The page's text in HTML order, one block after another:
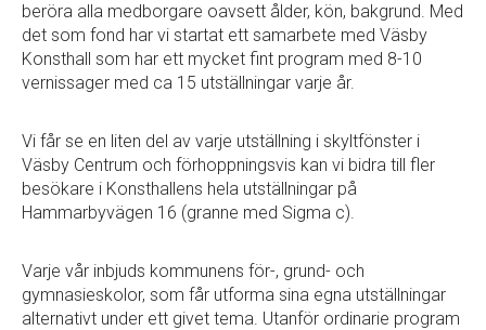
beröra alla medborgare oavsett ålder, kön, bakgrund. Med
det som fond har vi startat ett samarbete med Väsby
Konsthall som har ett mycket fint program med 8-10
vernissager med ca 15 utställningar varje år.
Vi får se en liten del av varje utställning i skyltfönster i
Väsby Centrum och förhoppningsvis kan vi bidra till fler
besökare i Konsthallens hela utställningar på
Hammarbyvägen 16 (granne med Sigma c).
Varje vår inbjuds kommunens för-, grund- och
gymnasieskolor, som får utforma sina egna utställningar
alternativt under ett givet tema. Utanför ordinarie program